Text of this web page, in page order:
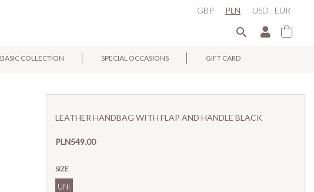
EUR
GBP PLN USD

BASIC COLLECTION SPECIAL OCCASIONS GIFT CARD
LEATHER HANDBAG WITH FLAP AND HANDLE BLACK
PLN549.00
SIZE
UNI
×